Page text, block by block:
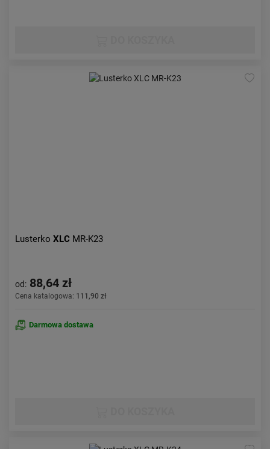
Lusterko XLC MR-K23
od: 88,64 zł
Cena katalogowa: 111,90 zł
Darmowa dostawa